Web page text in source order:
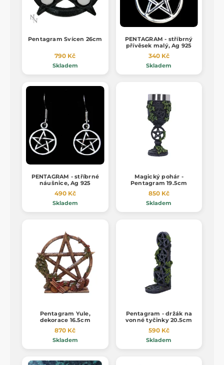
Pentagram Svícen 26cm
790 Kč
Skladem
PENTAGRAM - stříbrný
přívěsek malý, Ag 925
340 Kč
Skladem
PENTAGRAM - stříbrné
náušnice, Ag 925
490 Kč
Skladem
Magický pohár -
Pentagram 19.5cm
850 Kč
Skladem
Pentagram Yule,
dekorace 16.5cm
870 Kč
Skladem
Pentagram - držák na
vonné tyčinky 20.5cm
590 Kč
Skladem